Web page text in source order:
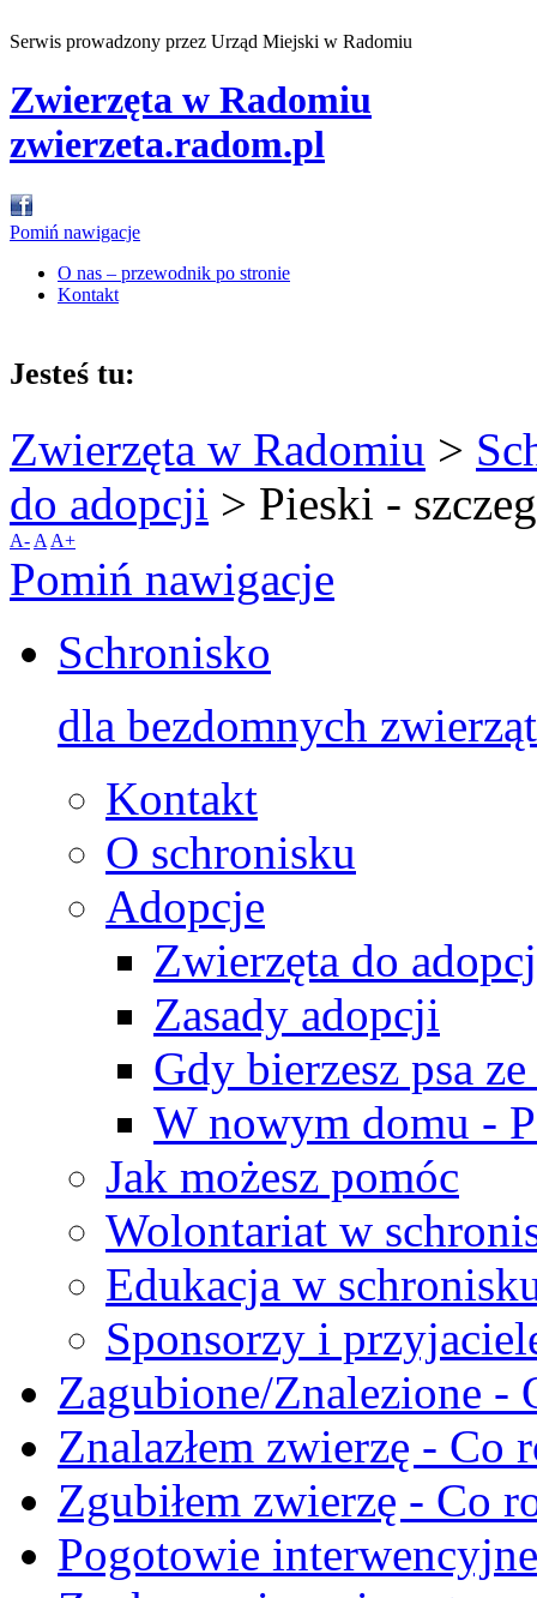
Serwis prowadzony przez Urząd Miejski w Radomiu
Zwierzęta w Radomiu
zwierzeta.radom.pl
Pomiń nawigacje
O nas – przewodnik po stronie
Kontakt
Jesteś tu:
Zwierzęta w Radomiu >
do adopcji > Pieski -
A- A A+
Pomiń nawigacje
Schronisko
dla bezdomnych zwierząt
Kontakt
O schronisku
Adopcje
Zwierzęta do
Zasady adopcji
Gdy bierzesz psa
W nowym domu -
Jak możesz pomóc
Wolontariat w
Edukacja w
Sponsorzy i
Zagubione/Znalezione -
Znalazłem zwierzę - Co
Zgubiłem zwierzę - Co
Pogotowie interwencyjne